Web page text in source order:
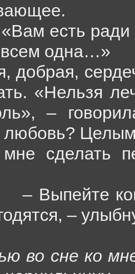
«Вам есть ради
одна…»
добрая,
«Нельзя
–
любовь?
сделать
– Выпейте
–
во сне ко